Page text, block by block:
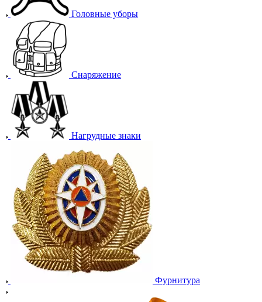
Головные уборы
Снаряжение
Нагрудные знаки
Фурнитура